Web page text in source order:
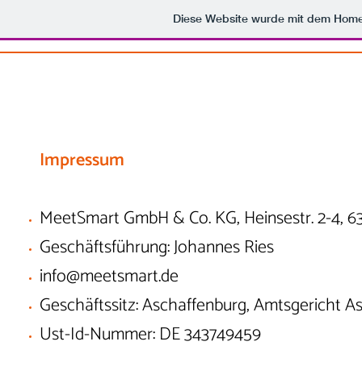
Diese Website wurde mit dem
Impressum
MeetSmart GmbH & Co. KG, Heinsestr. 2-4,
Geschäftsführung: Johannes Ries
info@meetsmart.de
Geschäftssitz: Aschaffenburg, Amtsgericht
Ust-Id-Nummer:DE 343749459